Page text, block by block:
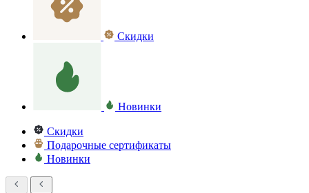
Скидки
Новинки
Скидки
Подарочные сертификаты
Новинки